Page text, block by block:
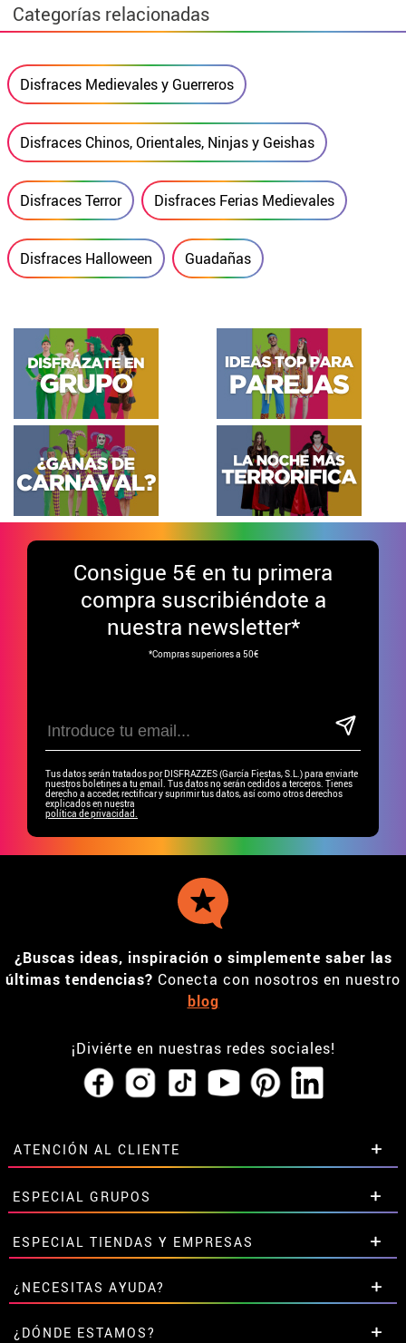
Categorías relacionadas
Disfraces Medievales y Guerreros
Disfraces Chinos, Orientales, Ninjas y Geishas
Disfraces Terror Disfraces Ferias Medievales
Disfraces Halloween Guadañas
Consigue 5€ en tu primera
compra suscribiéndote a
nuestra newsletter*
*Compras superiores a 50€
Tus datos serán tratados por DISFRAZZES (García Fiestas, S.L.) para enviarte
nuestros boletines a tu email. Tus datos no serán cedidos a terceros. Tienes
derecho a acceder, rectificar y suprimir tus datos, así como otros derechos
explicados en nuestra
política de privacidad.
¿Buscas ideas, inspiración o simplemente saber las
últimas tendencias? Conecta con nosotros en nuestro
blog
¡Diviérte en nuestras redes sociales!
ATENCIÓN AL CLIENTE
• Horario tienda IBI
•Descuento estudiantes
• Sobre nosotros
• Condiciones de venta
• Aviso legal yPrivacidad
• Atencion al cliente
• Uso de Cookies
ESPECIAL GRUPOS
Descuentos especiales para grupos.
Contáctanos aquí
ESPECIAL TIENDAS Y EMPRESAS
Descuentos exclusivos para tiendas y empresas.
Contáctanos aquí
¿NECESITAS AYUDA?
Aún no he hecho mi pedido
¿DÓNDE ESTAMOS?